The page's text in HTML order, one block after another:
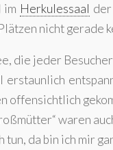
im Herkulessaal
nicht gerade
die jeder
erstaunlich
offensichtlich
waren
da bin ich mir